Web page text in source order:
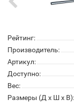
Рейтинг:
Производитель:
Артикул:
Доступно:
Вес:
Размеры (Д x Ш x В):